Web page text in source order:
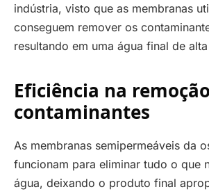
indústria, visto que as membranas
conseguem remover os
resultando em uma água final de
Eficiência na
contaminantes
As membranas semipermeáveis da
funcionam para eliminar tudo o que
água, deixando o produto final